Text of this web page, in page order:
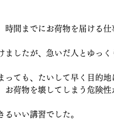
時間までにお荷物を届ける
ましたが、急いだ人とゆっ
っても、たいして早く目的
お荷物を壊してしまう危険
いい講習でした。